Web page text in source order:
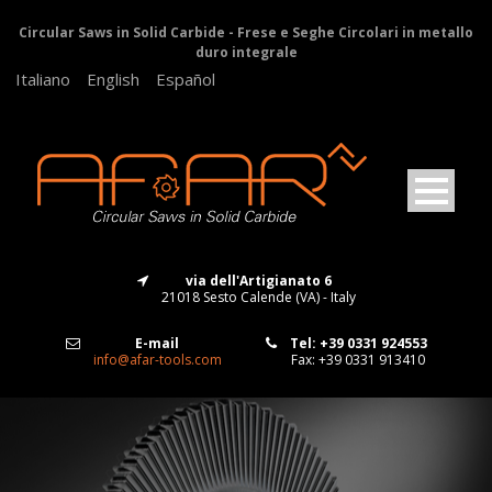
Circular Saws in Solid Carbide - Frese e Seghe Circolari in metallo
duro integrale
Italiano English Español
via dell'Artigianato 6
21018 Sesto Calende (VA) - Italy
E-mail
info@afar-tools.com
Tel: +39 0331 924553
Fax: +39 0331 913410